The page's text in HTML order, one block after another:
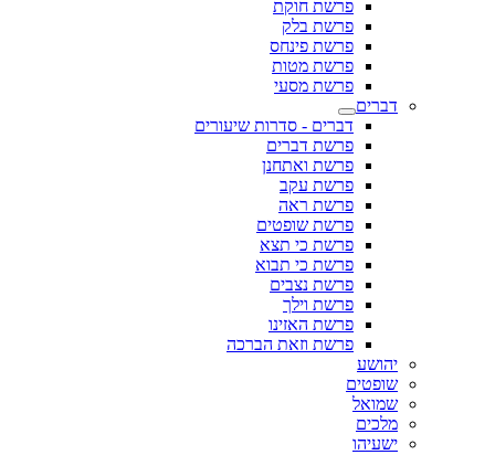
פרשת חוקת
פרשת בלק
פרשת פינחס
פרשת מטות
פרשת מסעי
דברים
דברים - סדרות שיעורים
פרשת דברים
פרשת ואתחנן
פרשת עקב
פרשת ראה
פרשת שופטים
פרשת כי תצא
פרשת כי תבוא
פרשת נצבים
פרשת וילך
פרשת האזינו
פרשת וזאת הברכה
יהושע
שופטים
שמואל
מלכים
ישעיהו